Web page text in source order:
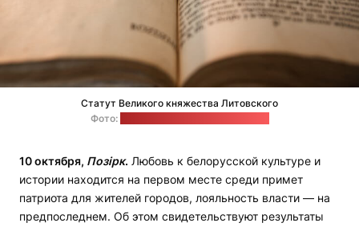
Статут Великого княжества Литовского
Фото:
10 октября, Позірк. Любовь к белорусской культуре и
истории находится на первом месте среди примет
патриота для жителей городов, лояльность власти — на
предпоследнем. Об этом свидетельствуют результаты